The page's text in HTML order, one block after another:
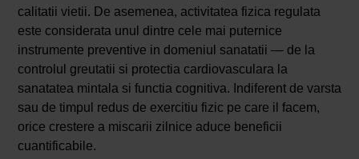
calitatii vietii. De asemenea, activitatea fizica regulata
este considerata unul dintre cele mai puternice
instrumente preventive in domeniul sanatatii — de la
controlul greutatii si protectia cardiovasculara la
sanatatea mintala si functia cognitiva. Indiferent de varsta
sau de timpul redus de exercitiu fizic pe care il facem,
orice crestere a miscarii zilnice aduce beneficii
cuantificabile.